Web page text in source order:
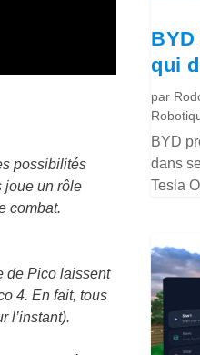
possibilités
joue un rôle
combat.
de Pico laissent
4. En fait, tous
l’instant).
qui
par
BYD
dans
Tesla